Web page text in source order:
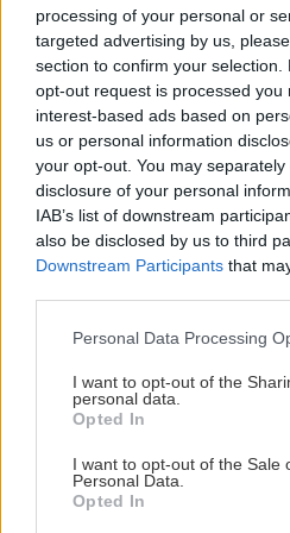
processing of your personal or
targeted advertising by us,
section to confirm your
opt-out request is processed you
interest-based ads based on
us or personal information
your opt-out. You may
disclosure of your personal
IAB’s list of downstream
also be disclosed by us to third
Downstream Participants that
Personal Data Processing
I want to opt-out of the
personal data.
Opted In
I want to opt-out of the Sale
Personal Data.
Opted In
ΠΑΟΚ στην Τούμπα κι όλα
Βρυξέλλες
ΑΘΛΗΤΙΚΑ
ΠΟΑ: Ανακοίνωσε την
ποδοσφαιριστών
ΑΘΛΗΤΙΚΑ
UEFA: «Το μποϊκοτάζ
FIFA παραμένει σε ισχύ»
ΑΘΛΗΤΙΚΑ
Europa League: Η ΤΣΣΚΑ
την Μακάμπι Τελ Αβίβ
ΟΦΗ (βίντεο)
Όλες οι
ΠΕΡΙΣΣΟΤΕΡΑ
ΣΧΕΣΕΙΣ ΚΑΙ SEX